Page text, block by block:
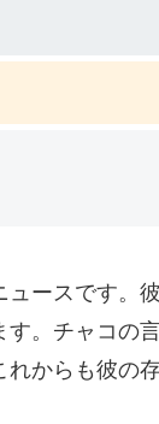
ースです
。チャコ
からも彼の